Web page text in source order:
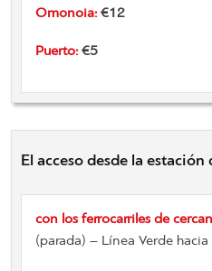
Omonoia: €12
Puerto: €5
El acceso desde la estación
con los ferrocarriles de
(parada) – Línea Verde hacia